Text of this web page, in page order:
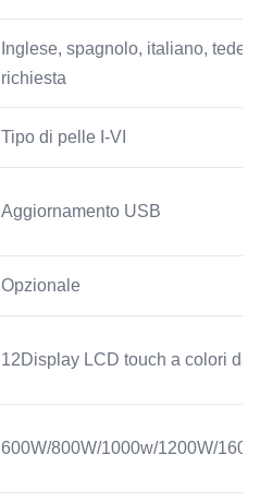
Inglese, spagnolo, italiano,
richiesta
Tipo di pelle I-VI
Aggiornamento USB
Opzionale
12Display LCD touch a colori da
600W/800W/1000w/1200W/